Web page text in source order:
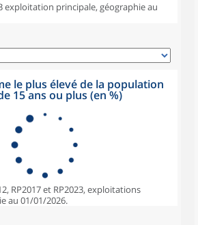
exploitation principale, géographie au
le plus élevé de la population
15 ans ou plus (en %)
RP2017 et RP2023, exploitations
au 01/01/2026.